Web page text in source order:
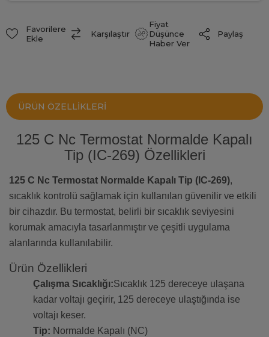
Favorilere
Ekle
Karşılaştır
Fiyat
Düşünce
Haber Ver
Paylaş
ÜRÜN ÖZELLIKLERI
125 C Nc Termostat Normalde Kapalı
Tip (IC-269) Özellikleri
125 C Nc Termostat Normalde Kapalı Tip (IC-269),
sıcaklık kontrolü sağlamak için kullanılan güvenilir ve etkili
bir cihazdır. Bu termostat, belirli bir sıcaklık seviyesini
korumak amacıyla tasarlanmıştır ve çeşitli uygulama
alanlarında kullanılabilir.
Ürün Özellikleri
Çalışma Sıcaklığı:Sıcaklık 125 dereceye ulaşana
kadar voltajı geçirir, 125 dereceye ulaştığında ise
voltajı keser.
Tip: Normalde Kapalı (NC)